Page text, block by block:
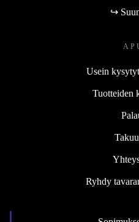
↪
Usein
Tuotteiden
Ryhdy